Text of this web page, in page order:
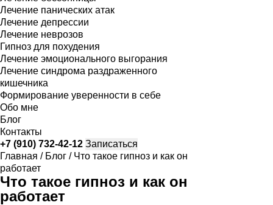
Лечение панических атак
Лечение депрессии
Лечение неврозов
Гипноз для похудения
Лечение эмоционального выгорания
Лечение синдрома раздраженного
кишечника
Формирование уверенности в себе
Обо мне
Блог
Контакты
+7 (910) 732-42-12 Записаться
Главная / Блог / Что такое гипноз и как он
работает
Что такое гипноз и как он
работает